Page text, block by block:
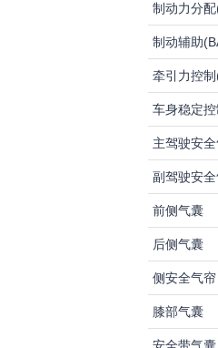
制动力分
制动辅助
牵引力控
车身稳定
主驾驶安
副驾驶安
前侧气囊
后侧气囊
侧安全气帘
膝部气囊